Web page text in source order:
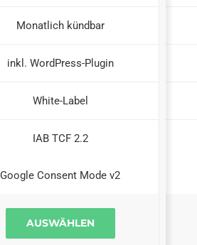
Monatlich kündbar
inkl. WordPress-Plugin
White-Label
IAB TCF 2.2
Google Consent Mode v2
AUSWÄHLEN